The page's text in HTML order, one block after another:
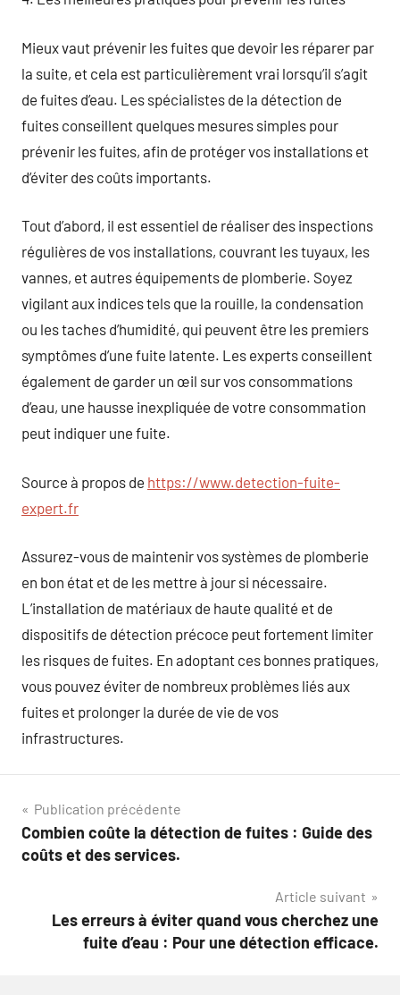
Mieux vaut prévenir les fuites que devoir les réparer par
la suite, et cela est particulièrement vrai lorsqu’il s’agit
de fuites d’eau. Les spécialistes de la détection de
fuites conseillent quelques mesures simples pour
prévenir les fuites, afin de protéger vos installations et
d’éviter des coûts importants.
Tout d’abord, il est essentiel de réaliser des inspections
régulières de vos installations, couvrant les tuyaux, les
vannes, et autres équipements de plomberie. Soyez
vigilant aux indices tels que la rouille, la condensation
ou les taches d’humidité, qui peuvent être les premiers
symptômes d’une fuite latente. Les experts conseillent
également de garder un œil sur vos consommations
d’eau, une hausse inexpliquée de votre consommation
peut indiquer une fuite.
Source à propos de https://www.detection-fuite-
expert.fr
Assurez-vous de maintenir vos systèmes de plomberie
en bon état et de les mettre à jour si nécessaire.
L’installation de matériaux de haute qualité et de
dispositifs de détection précoce peut fortement limiter
les risques de fuites. En adoptant ces bonnes pratiques,
vous pouvez éviter de nombreux problèmes liés aux
fuites et prolonger la durée de vie de vos
infrastructures.
Navigation
de
Publication précédente
Combien coûte la détection de fuites : Guide des
coûts et des services.
Article suivant
Les erreurs à éviter quand vous cherchez une
fuite d’eau : Pour une détection efficace.